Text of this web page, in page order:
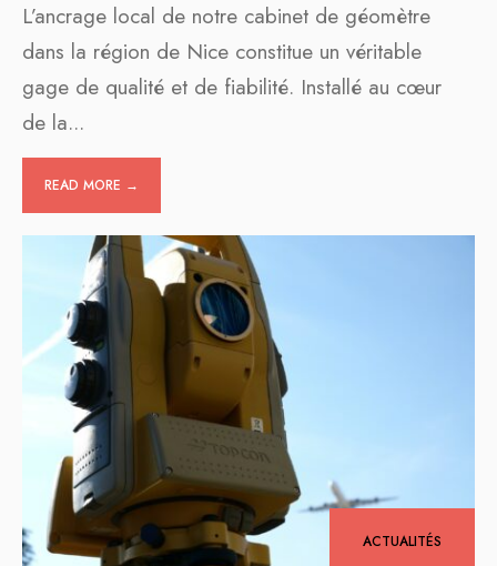
L’ancrage local de notre cabinet de géomètre
dans la région de Nice constitue un véritable
gage de qualité et de fiabilité. Installé au cœur
de la...
READ MORE →
ACTUALITÉS